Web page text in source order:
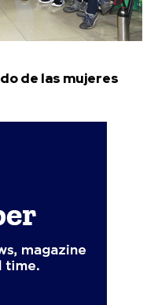
de las mujeres